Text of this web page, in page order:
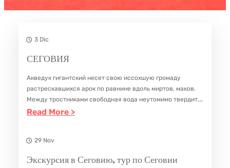
3 Dic
СЕГОВИЯ
Акведук гигантский несет свою иссохшую громаду
растрескавшихся арок по равнине вдоль миртов, маков.
Между тростниками свободная вода неутомимо твердит,
что красота сильнее тленья. /Луис Сернуда/ Историзм
Read More >:
29 Nov
Экскурсия в Сеговию, тур по Сеговии